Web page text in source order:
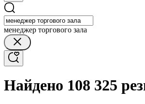
менеджер торгового зала
Найдено 108 325